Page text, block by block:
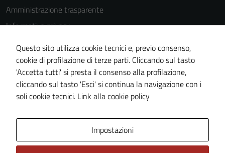
Amministrazione trasparente
Informativa privacy
Cookie Policy
Note legali
Dichiarazione di accessibilità
Piano di miglioramento del sito
Questo sito utilizza cookie tecnici e, previo consenso,
cookie di profilazione di terze parti. Cliccando sul tasto
'Accetta tutti' si presta il consenso alla profilazione,
cliccando sul tasto 'Esci' si continua la navigazione con i
soli cookie tecnici. Link alla cookie policy
Impostazioni